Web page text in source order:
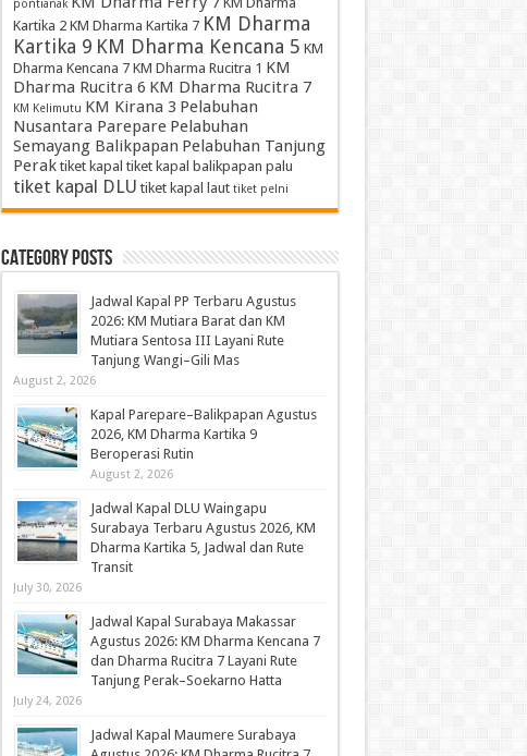
pontianak
Kartika 2 KM Dharma Kartika 7 KM Dharma
Kartika 9 KM Dharma Kencana 5 KM
Dharma Kencana 7 KM Dharma Rucitra 1 KM
Dharma Rucitra 6 KM Dharma Rucitra 7
KM Kelimutu KM Kirana 3 Pelabuhan
Nusantara Parepare Pelabuhan
Semayang Balikpapan Pelabuhan Tanjung
Perak tiket kapal tiket kapal balikpapan palu
tiket kapal DLU tiket kapal laut tiket pelni
Category Posts
Jadwal Kapal PP Terbaru Agustus
2026: KM Mutiara Barat dan KM
Mutiara Sentosa III Layani Rute
Tanjung Wangi–Gili Mas
August 2, 2026
Kapal Parepare–Balikpapan Agustus
2026, KM Dharma Kartika 9
Beroperasi Rutin
August 2, 2026
Jadwal Kapal DLU Waingapu
Surabaya Terbaru Agustus 2026, KM
Dharma Kartika 5, Jadwal dan Rute
Transit
July 30, 2026
Jadwal Kapal Surabaya Makassar
Agustus 2026: KM Dharma Kencana 7
dan Dharma Rucitra 7 Layani Rute
Tanjung Perak–Soekarno Hatta
July 24, 2026
Jadwal Kapal Maumere Surabaya